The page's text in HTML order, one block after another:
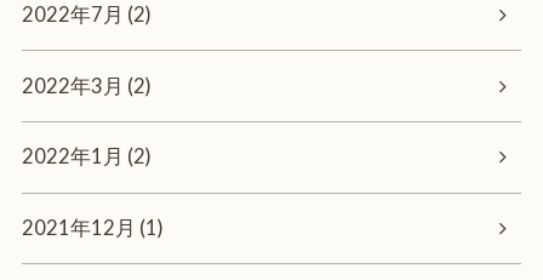
2022年7月 (2)
2022年3月 (2)
2022年1月 (2)
2021年12月 (1)